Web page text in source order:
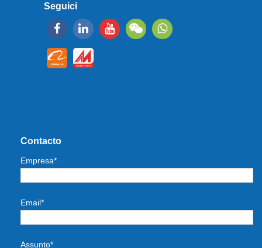
Seguici
Contacto
Empresa*
Email*
Assunto*